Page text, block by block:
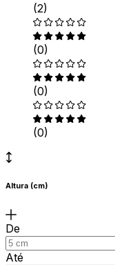
(2)
(0)
(0)
(0)
Altura (cm)
De
Até